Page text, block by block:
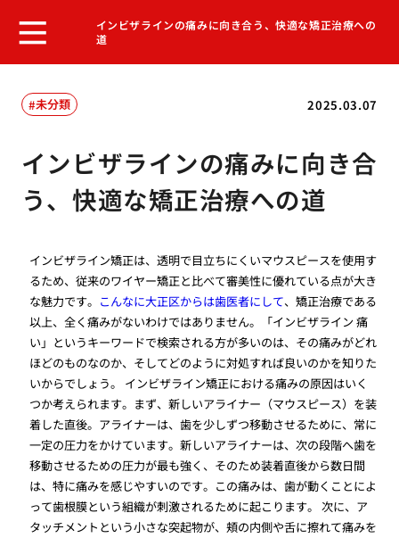
インビザラインの痛みに向き合う、快適な矯正治療への
道
2025.03.07
未分類
インビザラインの痛みに向き合
う、快適な矯正治療への道
インビザライン矯正は、透明で目立ちにくいマウスピースを使用す
るため、従来のワイヤー矯正と比べて審美性に優れている点が大き
な魅力です。 こんなに大正区からは歯医者にして、矯正治療である
以上、全く痛みがないわけではありません。「インビザライン 痛
い」というキーワードで検索される方が多いのは、その痛みがどれ
ほどのものなのか、そしてどのように対処すれば良いのかを知りた
いからでしょう。 インビザライン矯正における痛みの原因はいく
つか考えられます。まず、新しいアライナー（マウスピース）を装
着した直後。アライナーは、歯を少しずつ移動させるために、常に
一定の圧力をかけています。新しいアライナーは、次の段階へ歯を
移動させるための圧力が最も強く、そのため装着直後から数日間
は、特に痛みを感じやすいのです。この痛みは、歯が動くことによ
って歯根膜という組織が刺激されるために起こります。 次に、ア
タッチメントという小さな突起物が、頬の内側や舌に擦れて痛みを